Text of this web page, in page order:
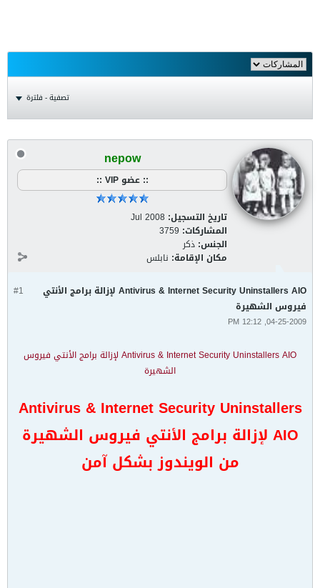
تصفية - فلترة
nepow
:: عضو VIP ::
تاريخ التسجيل: Jul 2008
المشاركات: 3759
الجنس: ذكر
مكان الإقامة: نابلس
#1
Antivirus & Internet Security Uninstallers AIO لإزالة برامج الأنتي
فيروس الشهيرة
04-25-2009, 12:12 PM
Antivirus & Internet Security Uninstallers AIO لإزالة برامج الأنتي فيروس
الشهيرة
Antivirus & Internet Security Uninstallers
AIO لإزالة برامج الأنتي فيروس الشهيرة
من الويندوز بشكل آمن